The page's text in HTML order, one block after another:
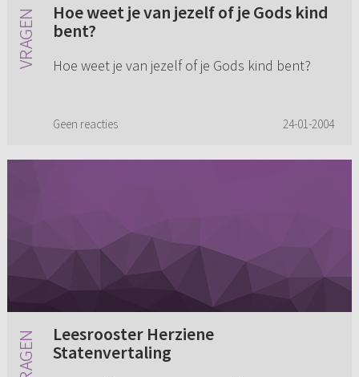
Hoe weet je van jezelf of je Gods kind
bent?
Hoe weet je van jezelf of je Gods kind bent?
Geen reacties 24-01-2004
Leesrooster Herziene
Statenvertaling